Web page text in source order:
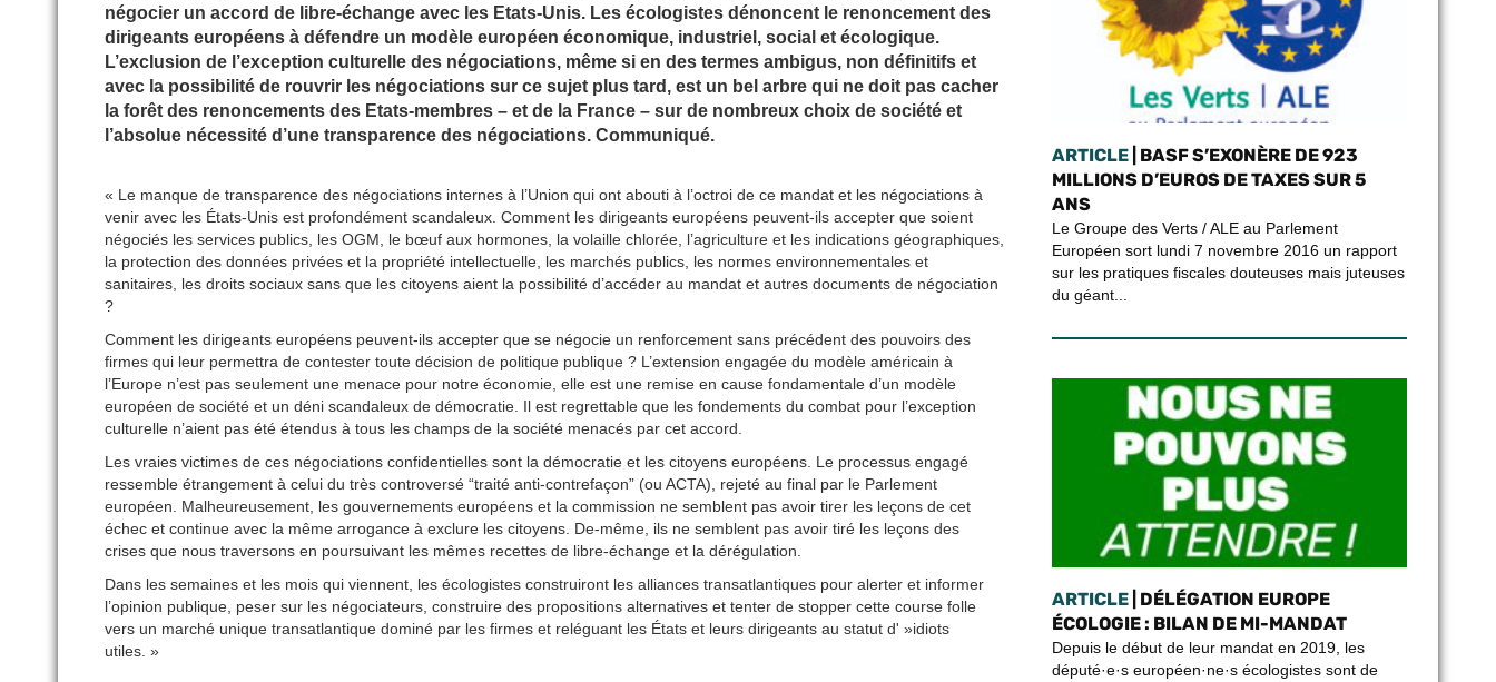
négocier un accord de libre-échange avec les Etats-Unis. Les écologistes dénoncent le renoncement des
dirigeants européens à défendre un modèle européen économique, industriel, social et écologique.
L’exclusion de l’exception culturelle des négociations, même si en des termes ambigus, non définitifs et
avec la possibilité de rouvrir les négociations sur ce sujet plus tard, est un bel arbre qui ne doit pas cacher
la forêt des renoncements des Etats-membres – et de la France – sur de nombreux choix de société et
l’absolue nécessité d’une transparence des négociations. Communiqué.
« Le manque de transparence des négociations internes à l’Union qui ont abouti à l’octroi de ce mandat et les négociations à
venir avec les États-Unis est profondément scandaleux. Comment les dirigeants européens peuvent-ils accepter que soient
négociés les services publics, les OGM, le bœuf aux hormones, la volaille chlorée, l’agriculture et les indications géographiques,
la protection des données privées et la propriété intellectuelle, les marchés publics, les normes environnementales et
sanitaires, les droits sociaux sans que les citoyens aient la possibilité d’accéder au mandat et autres documents de négociation
?
Comment les dirigeants européens peuvent-ils accepter que se négocie un renforcement sans précédent des pouvoirs des
firmes qui leur permettra de contester toute décision de politique publique ? L’extension engagée du modèle américain à
l’Europe n’est pas seulement une menace pour notre économie, elle est une remise en cause fondamentale d’un modèle
européen de société et un déni scandaleux de démocratie. Il est regrettable que les fondements du combat pour l’exception
culturelle n’aient pas été étendus à tous les champs de la société menacés par cet accord.
Les vraies victimes de ces négociations confidentielles sont la démocratie et les citoyens européens. Le processus engagé
ressemble étrangement à celui du très controversé “traité anti-contrefaçon” (ou ACTA), rejeté au final par le Parlement
européen. Malheureusement, les gouvernements européens et la commission ne semblent pas avoir tirer les leçons de cet
échec et continue avec la même arrogance à exclure les citoyens. De-même, ils ne semblent pas avoir tiré les leçons des
crises que nous traversons en poursuivant les mêmes recettes de libre-échange et la dérégulation.
Dans les semaines et les mois qui viennent, les écologistes construiront les alliances transatlantiques pour alerter et informer
l’opinion publique, peser sur les négociateurs, construire des propositions alternatives et tenter de stopper cette course folle
vers un marché unique transatlantique dominé par les firmes et reléguant les États et leurs dirigeants au statut d' »idiots
utiles. »
ARTICLE| BASF S’EXONÈRE DE 923
MILLIONS D’EUROS DE TAXES SUR 5
ANS
Le Groupe des Verts / ALE au Parlement
Européen sort lundi 7 novembre 2016 un rapport
sur les pratiques fiscales douteuses mais juteuses
du géant...
ARTICLE| DÉLÉGATION EUROPE
ÉCOLOGIE : BILAN DE MI-MANDAT
Depuis le début de leur mandat en 2019, les
député·e·s européen·ne·s écologistes sont de